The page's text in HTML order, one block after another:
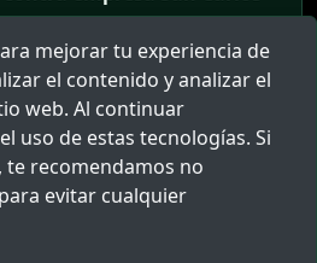
11:17
cargamento de
ilegal en Juliaca
mejorar tu experiencia de
el contenido y analizar el
web. Al continuar
uso de estas tecnologías. Si
te recomendamos no
evitar cualquier